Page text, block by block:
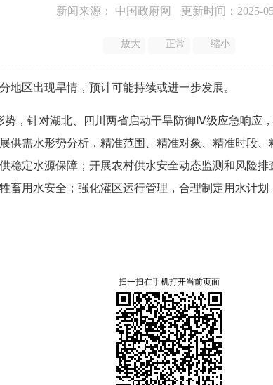
新闻来源： 中国政府网 更新时间：2025-
放大 正常 缩小
地区出现旱情，预计可能持续或进一步发展。
势，针对湖北、四川两省启动干旱防御Ⅳ级应急响应
供需水形势分析，精准范围、精准对象、精准时段
稳定水源保障；开展农村供水安全动态监测和风险
畜用水安全；强化灌区运行管理，合理制定用水计
扫一扫在手机打开当前页面